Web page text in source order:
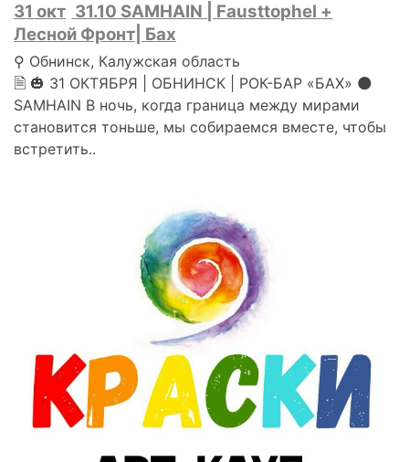
31 окт 31.10 SAMHAIN | Fausttophel +
Лесной Фронт| Бах
⚲ Обнинск, Калужская область
🗎 🎃 31 ОКТЯБРЯ | ОБНИНСК | РОК-БАР «БАХ» 🌑
SAMHAIN В ночь, когда граница между мирами
становится тоньше, мы собираемся вместе, чтобы
встретить..